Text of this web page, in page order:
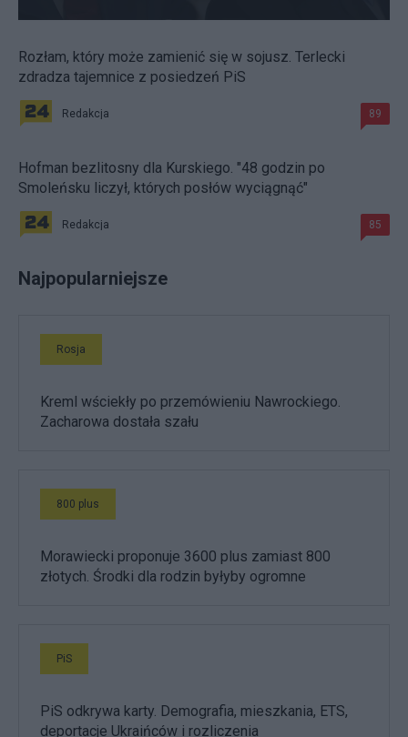
Rozłam, który może zamienić się w sojusz. Terlecki
zdradza tajemnice z posiedzeń PiS
Redakcja 89
Hofman bezlitosny dla Kurskiego. "48 godzin po
Smoleńsku liczył, których posłów wyciągnąć"
Redakcja 85
Najpopularniejsze
Rosja
Kreml wściekły po przemówieniu Nawrockiego.
Zacharowa dostała szału
800 plus
Morawiecki proponuje 3600 plus zamiast 800
złotych. Środki dla rodzin byłyby ogromne
PiS
PiS odkrywa karty. Demografia, mieszkania, ETS,
deportacje Ukraińców i rozliczenia